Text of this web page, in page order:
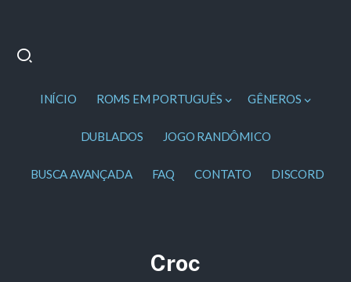
INÍCIO ROMS EM PORTUGUÊS GÊNEROS
DUBLADOS JOGO RANDÔMICO
BUSCA AVANÇADA FAQ CONTATO DISCORD
Croc